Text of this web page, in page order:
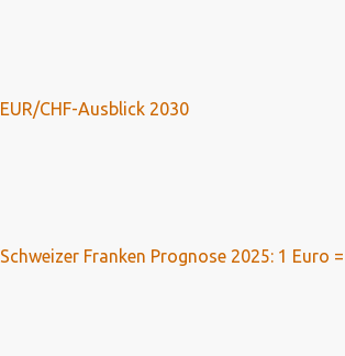
EUR/CHF-Ausblick 2030
Schweizer Franken Prognose 2025: 1 Euro =